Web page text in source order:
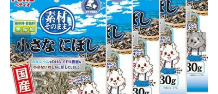
SNS
ご利用案内
ACCOUNT MENU
ようこそ ゲスト 様